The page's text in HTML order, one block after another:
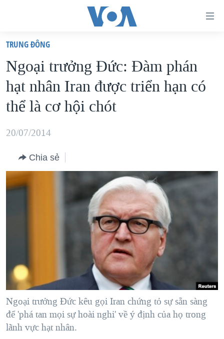
truy
cập
Tới
nội
chính
hướng
chính
VIỆT NAM
HOA KỲ
BIỂN ĐÔNG
THẾ GIỚI
DIỄN ĐÀN
MỤC
NGƯỜI VIỆT HẢI NGOẠI
KINH TẾ
KHOA HỌC
SỨC KHOẺ
VĂN HOÁ
CHIẾN TRANH THƯƠNG MẠI CỦA MỸ: QUÁ KHỨ VÀ HIỆN
HÀNH TRÌNH BẦU CỬ 2024
MỘT NĂM CHIẾN TRANH TẠI DẢI GAZA
GIẢI MÃ VÀNH ĐAI & CON ĐƯỜNG
NGÀY TỊ NẠN THẾ GIỚI
TRỊNH VĨNH BÌNH - NGƯỜI HẠ 'BÊN THẮNG CUỘC'
GROUND ZERO – XƯA VÀ NAY
MẠNG XÃ HỘI
Ngôn ngữ khác
TRUNG ÐÔNG
Ngoại trưởng Đức: Đàm phán
hạt nhân Iran được triển hạn có
thể là cơ hội chót
20/07/2014
Chia sẻ
Ngoại trưởng Đức kêu gọi Iran chứng tỏ sự sẵn sàng
để 'phá tan mọi sự hoài nghi' về ý định của họ trong
lãnh vực hạt nhân.